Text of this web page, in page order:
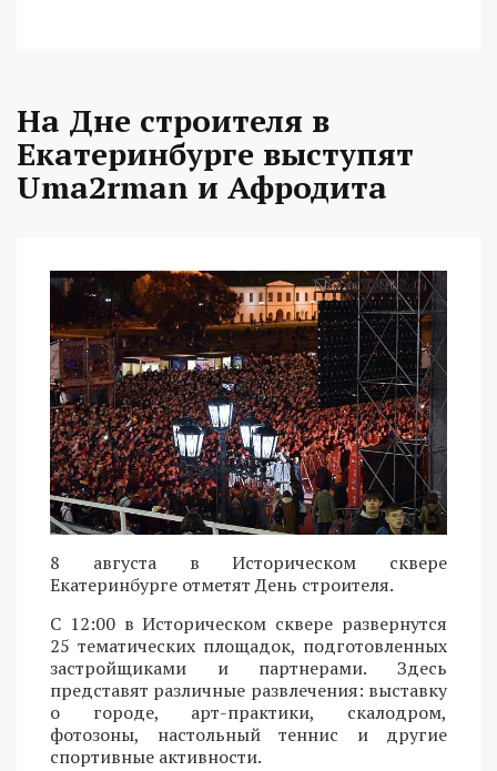
На Дне строителя в
Екатеринбурге выступят
Uma2rman и Афродита
8 августа в Историческом сквере
Екатеринбурге отметят День строителя.
С 12:00 в Историческом сквере развернутся
25 тематических площадок, подготовленных
застройщиками и партнерами. Здесь
представят различные развлечения: выставку
о городе, арт-практики, скалодром,
фотозоны, настольный теннис и другие
спортивные активности.